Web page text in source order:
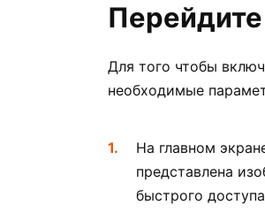
Для того чтобы
необходимые
На главном
представлена
быстрого